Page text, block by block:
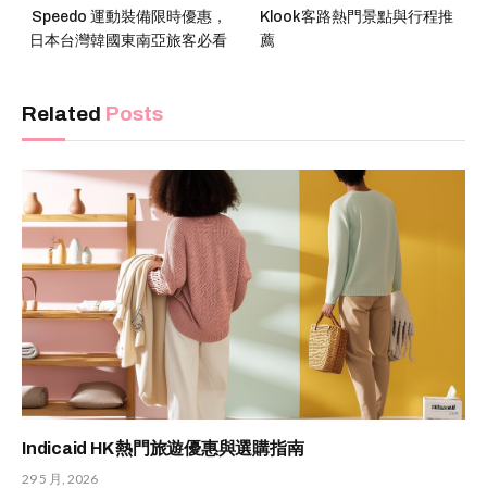
Speedo 運動裝備限時優惠，
日本台灣韓國東南亞旅客必看
Klook客路熱門景點與行程推
薦
Related Posts
Indicaid HK 熱門旅遊優惠與選購指南
29 5 月, 2026